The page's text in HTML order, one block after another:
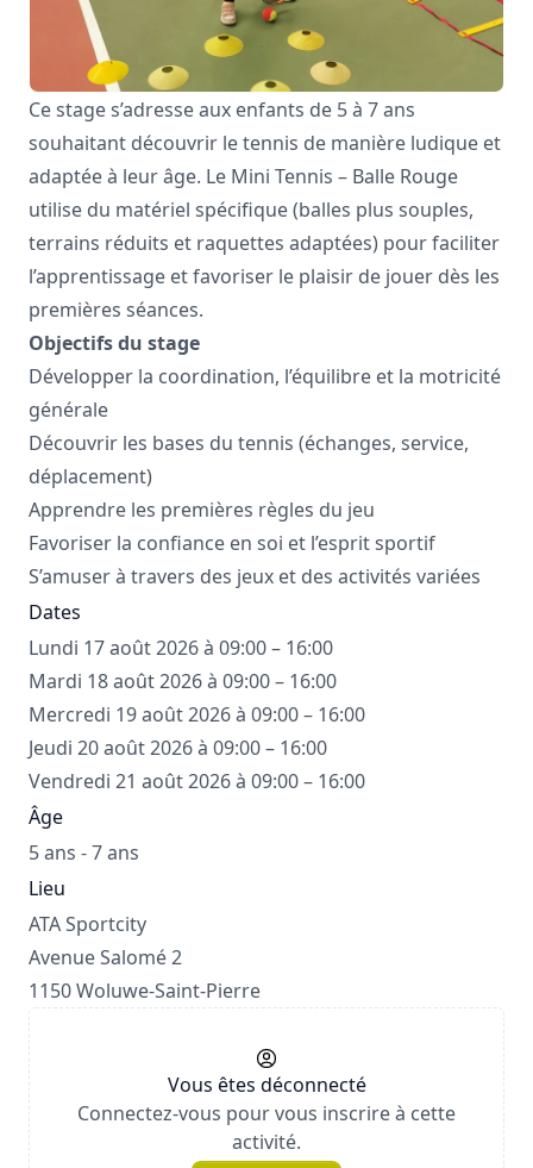
Ce stage s’adresse aux enfants de 5 à 7 ans
souhaitant découvrir le tennis de manière ludique et
adaptée à leur âge. Le Mini Tennis – Balle Rouge
utilise du matériel spécifique (balles plus souples,
terrains réduits et raquettes adaptées) pour faciliter
l’apprentissage et favoriser le plaisir de jouer dès les
premières séances.
Objectifs du stage
Développer la coordination, l’équilibre et la motricité
générale
Découvrir les bases du tennis (échanges, service,
déplacement)
Apprendre les premières règles du jeu
Favoriser la confiance en soi et l’esprit sportif
S’amuser à travers des jeux et des activités variées
Dates
Lundi 17 août 2026 à 09:00 – 16:00
Mardi 18 août 2026 à 09:00 – 16:00
Mercredi 19 août 2026 à 09:00 – 16:00
Jeudi 20 août 2026 à 09:00 – 16:00
Vendredi 21 août 2026 à 09:00 – 16:00
Âge
5 ans - 7 ans
Lieu
ATA Sportcity
Avenue Salomé 2
1150 Woluwe-Saint-Pierre
Vous êtes déconnecté
Connectez-vous pour vous inscrire à cette
activité.